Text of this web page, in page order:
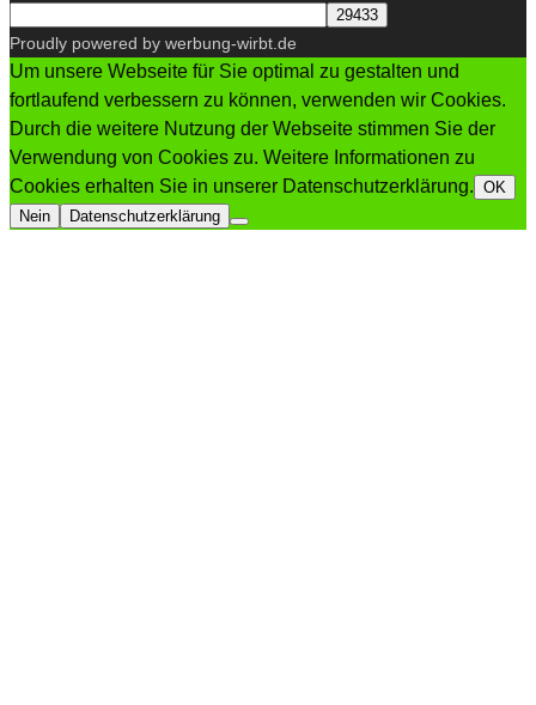
Proudly powered by werbung-wirbt.de
Um unsere Webseite für Sie optimal zu gestalten und
fortlaufend verbessern zu können, verwenden wir Cookies.
Durch die weitere Nutzung der Webseite stimmen Sie der
Verwendung von Cookies zu. Weitere Informationen zu
Cookies erhalten Sie in unserer Datenschutzerklärung. OK
Nein
Datenschutzerklärung